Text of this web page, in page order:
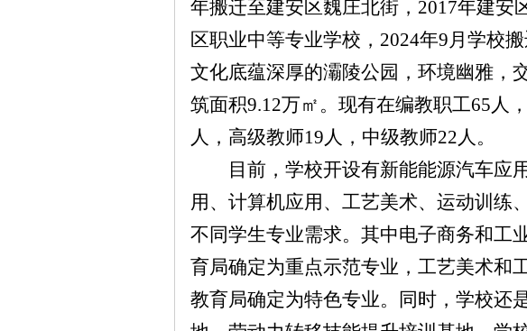
年搬迁至建安区魏庄北街，2017年建安
区职业中等专业学校，2024年9月学校
文化底蕴深厚的灞陵公园，环境幽雅，
筑面积9.12万㎡。现有在编教职工65人
人，高级教师19人，中级教师22人。
目前，学校开设有新能能源汽车应
用、计算机应用、工艺美术、运动训练
不同学生专业需求。其中电子商务和工
育局确定为重点示范专业，工艺美术和
教育局确定为特色专业。同时，学校还